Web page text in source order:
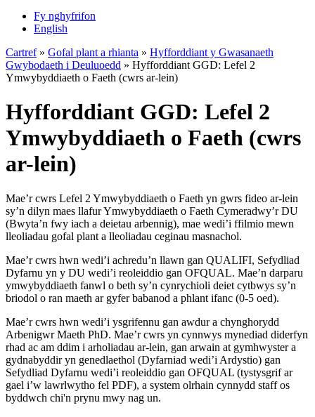
Fy nghyfrifon
English
Cartref» Gofal plant a rhianta » Hyfforddiant y Gwasanaeth
Gwybodaeth i Deuluoedd » Hyfforddiant GGD: Lefel 2
Ymwybyddiaeth o Faeth (cwrs ar-lein)
Hyfforddiant GGD: Lefel 2
Ymwybyddiaeth o Faeth (cwrs
ar-lein)
Mae’r cwrs Lefel 2 Ymwybyddiaeth o Faeth yn gwrs fideo ar-lein
sy’n dilyn maes llafur Ymwybyddiaeth o Faeth Cymeradwy’r DU
(Bwyta’n fwy iach a deietau arbennig), mae wedi’i ffilmio mewn
lleoliadau gofal plant a lleoliadau ceginau masnachol.
Mae’r cwrs hwn wedi’i achredu’n llawn gan QUALIFI, Sefydliad
Dyfarnu yn y DU wedi’i reoleiddio gan OFQUAL. Mae’n darparu
ymwybyddiaeth fanwl o beth sy’n cynrychioli deiet cytbwys sy’n
briodol o ran maeth ar gyfer babanod a phlant ifanc (0-5 oed).
Mae’r cwrs hwn wedi’i ysgrifennu gan awdur a chynghorydd
Arbenigwr Maeth PhD. Mae’r cwrs yn cynnwys mynediad diderfyn
rhad ac am ddim i arholiadau ar-lein, gan arwain at gymhwyster a
gydnabyddir yn genedlaethol (Dyfarniad wedi’i Ardystio) gan
Sefydliad Dyfarnu wedi’i reoleiddio gan OFQUAL (tystysgrif ar
gael i’w lawrlwytho fel PDF), a system olrhain cynnydd staff os
byddwch chi'n prynu mwy nag un.